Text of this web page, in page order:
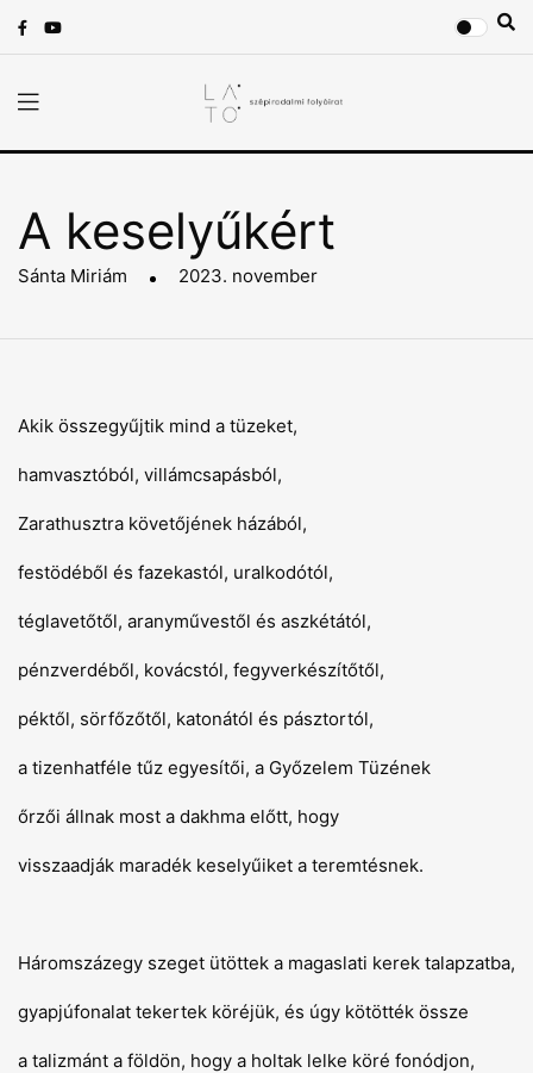
A keselyűkért
Sánta Miriám 2023. november
Akik összegyűjtik mind a tüzeket,
hamvasztóból, villámcsapásból,
Zarathusztra követőjének házából,
festödéből és fazekastól, uralkodótól,
téglavetőtől, aranyművestől és aszkétától,
pénzverdéből, kovácstól, fegyverkészítőtől,
péktől, sörfőzőtől, katonától és pásztortól,
a tizenhatféle tűz egyesítői, a Győzelem Tüzének
őrzői állnak most a dakhma előtt, hogy
visszaadják maradék keselyűiket a teremtésnek.
Háromszázegy szeget ütöttek a magaslati kerek talapzatba,
gyapjúfonalat tekertek köréjük, és úgy kötötték össze
a talizmánt a földön, hogy a holtak lelke köré fonódjon,